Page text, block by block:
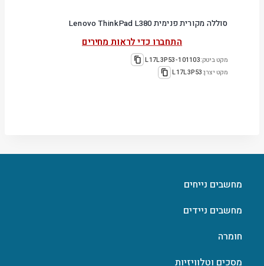
סוללה מקורית פנימית Lenovo ThinkPad L380
התחברו כדי לראות מחירים
מקט ביטק:101103-L17L3P53
מקט יצרן:L17L3P53
מחשבים נייחים
מחשבים ניידים
חומרה
מסכים וטלוויזיות